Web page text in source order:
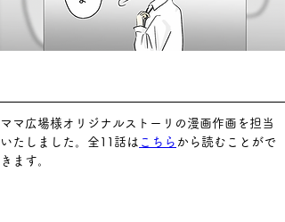
ママ広場様オリジナルストーリの漫画作画を担当
いたしました。全11話は こちら から読むことがで
きます。